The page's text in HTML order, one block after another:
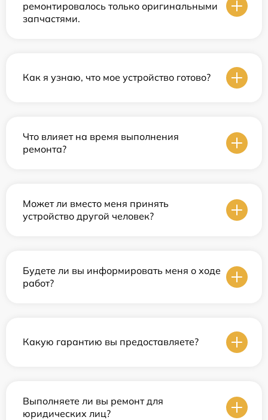
ремонтировалось только оригинальными
запчастями.
Как я узнаю, что мое устройство готово?
Что влияет на время выполнения
ремонта?
Может ли вместо меня принять
устройство другой человек?
Будете ли вы информировать меня о ходе
работ?
Какую гарантию вы предоставляете?
Выполняете ли вы ремонт для
юридических лиц?